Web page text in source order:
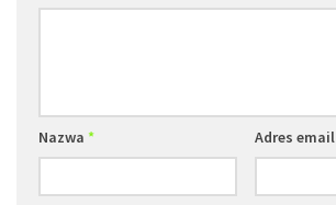
Nazwa * Adres email